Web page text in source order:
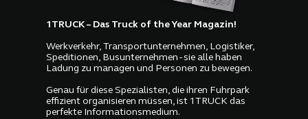
1TRUCK – Das Truck of the Year Magazin!
Werkverkehr, Transportunternehmen, Logistiker,
Speditionen, Busunternehmen - sie alle haben
Ladung zu managen und Personen zu bewegen.
Genau für diese Spezialisten, die ihren Fuhrpark
effizient organisieren müssen, ist 1TRUCK das
perfekte Informationsmedium.